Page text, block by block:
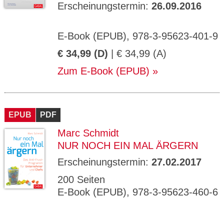
Erscheinungstermin: 26.09.2016
E-Book (EPUB), 978-3-95623-401-9
€ 34,99 (D) | € 34,99 (A)
Zum E-Book (EPUB)
EPUB PDF
Marc Schmidt
NUR NOCH EIN MAL ÄRGERN
Erscheinungstermin: 27.02.2017
200 Seiten
E-Book (EPUB), 978-3-95623-460-6